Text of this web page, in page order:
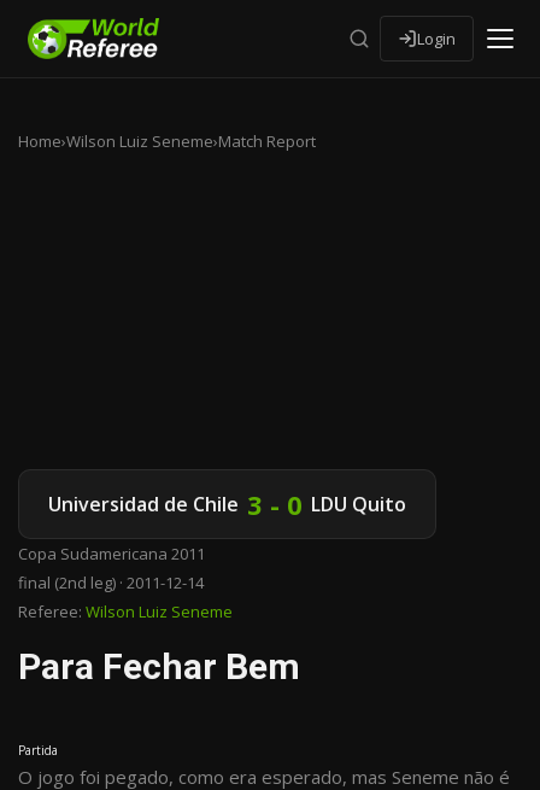
Login
Home›Wilson Luiz Seneme›Match Report
Universidad de Chile 3 - 0 LDU Quito
Copa Sudamericana 2011
final (2nd leg) · 2011-12-14
Referee: Wilson Luiz Seneme
Para Fechar Bem
Partida
O jogo foi pegado, como era esperado, mas Seneme não é